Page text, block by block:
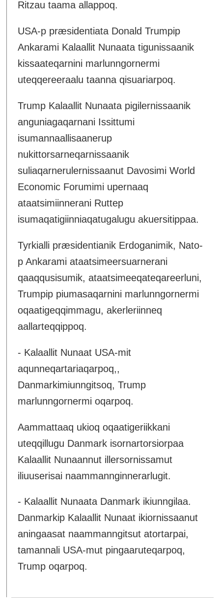
Ritzau taama allappoq.
USA-p præsidentiata Donald Trumpip
Ankarami Kalaallit Nunaata tigunissaanik
kissaateqarnini marlunngornermi
uteqqereeraalu taanna qisuariarpoq.
Trump Kalaallit Nunaata pigilernissaanik
anguniagaqarnani Issittumi
isumannaallisaanerup
nukittorsarneqarnissaanik
suliaqarnerulernissaanut Davosimi World
Economic Forumimi upernaaq
ataatsimiinnerani Ruttep
isumaqatigiinniaqatugalugu akuersitippaa.
Tyrkialli præsidentianik Erdoganimik, Nato-
p Ankarami ataatsimeersuarnerani
qaaqqusisumik, ataatsimeeqateqareerluni,
Trumpip piumasaqarnini marlunngornermi
oqaatigeqqimmagu, akerleriinneq
aallarteqqippoq.
- Kalaallit Nunaat USA-mit
aqunneqartariaqarpoq,,
Danmarkimiunngitsoq, Trump
marlunngornermi oqarpoq.
Aammattaaq ukioq oqaatigeriikkani
uteqqillugu Danmark isornartorsiorpaa
Kalaallit Nunaannut illersornissamut
iliuuserisai naammannginnerarlugit.
- Kalaallit Nunaata Danmark ikiunngilaa.
Danmarkip Kalaallit Nunaat ikiornissaanut
aningaasat naammanngitsut atortarpai,
tamannali USA-mut pingaaruteqarpoq,
Trump oqarpoq.